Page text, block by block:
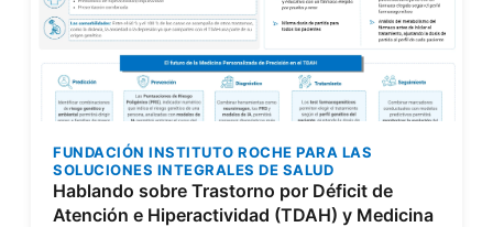
FUNDACIÓN INSTITUTO ROCHE PARA LAS
SOLUCIONES INTEGRALES DE SALUD
Hablando sobre Trastorno por Déficit de
Atención e Hiperactividad (TDAH) y Medicina